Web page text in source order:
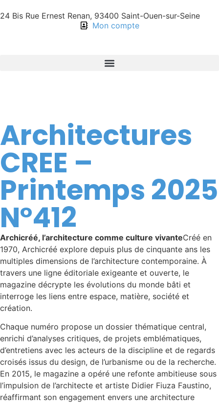
24 Bis Rue Ernest Renan, 93400 Saint-Ouen-sur-Seine
Mon compte
Architectures
CREE –
Printemps 2025
N°412
Archicréé, l’architecture comme culture vivanteCréé en
1970, Archicréé explore depuis plus de cinquante ans les
multiples dimensions de l’architecture contemporaine. À
travers une ligne éditoriale exigeante et ouverte, le
magazine décrypte les évolutions du monde bâti et
interroge les liens entre espace, matière, société et
création.
Chaque numéro propose un dossier thématique central,
enrichi d’analyses critiques, de projets emblématiques,
d’entretiens avec les acteurs de la discipline et de regards
croisés issus du design, de l’urbanisme ou de la recherche.
En 2015, le magazine a opéré une refonte ambitieuse sous
l’impulsion de l’architecte et artiste Didier Fiuza Faustino,
réaffirmant son engagement envers une architecture